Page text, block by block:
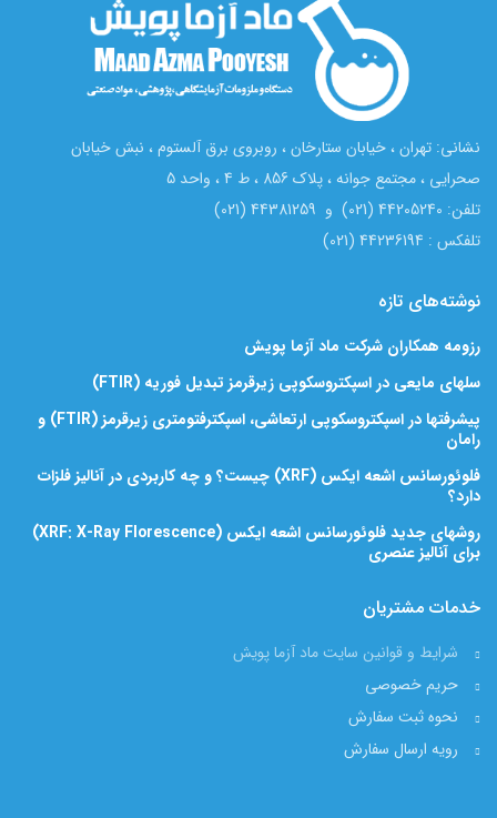
نشانی: تهران ، خیابان ستارخان ، روبروی برق آلستوم ، نبش خیابان
صحرایی ، مجتمع جوانه ، پلاک 856 ، ط 4 ، واحد 5
تلفن: 44205240 (021) و 44381259 (021)
تلفکس : 44236194 (021)
نوشته‌های تازه
رزومه همکاران شرکت ماد آزما پویش
سلهای مایعی در اسپکتروسکوپی زیرقرمز تبدیل فوریه (FTIR)
پیشرفتها در اسپکتروسکوپی ارتعاشی، اسپکترفتومتری زیرقرمز (FTIR) و
رامان
فلوئورسانس اشعه ایکس (XRF) چیست؟ و چه کاربردی در آنالیز فلزات
دارد؟
روشهای جدید فلوئورسانس اشعه ایکس (XRF: X-Ray Florescence)
برای آنالیز عنصری
خدمات مشتریان
شرایط و قوانین سایت ماد آزما پویش
حریم خصوصی
نحوه ثبت سفارش
رویه ارسال سفارش